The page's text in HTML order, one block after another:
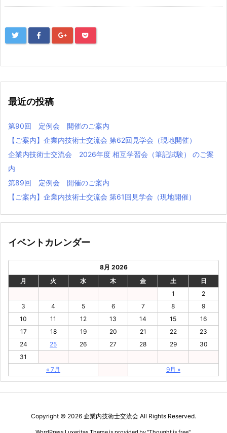
最近の投稿
第90回 定例会 開催のご案内
【ご案内】企業内技術士交流会 第62回見学会（現地開催）
企業内技術士交流会 2026年度 相互学習会（筆記試験） のご案
内
第89回 定例会 開催のご案内
【ご案内】企業内技術⼠交流会 第61回⾒学会（現地開催）
イベントカレンダー
8月 2026
月
火 水 木 金 土
日
1
2
3
4 5 6 7 8
9
10
11 12 13 14 15
16
17
18 19 20 21 22
23
24
25 26 27 28 29
30
31
« 7月
9月 »
Copyright © 2026 企業内技術士交流会 All Rights Reserved.